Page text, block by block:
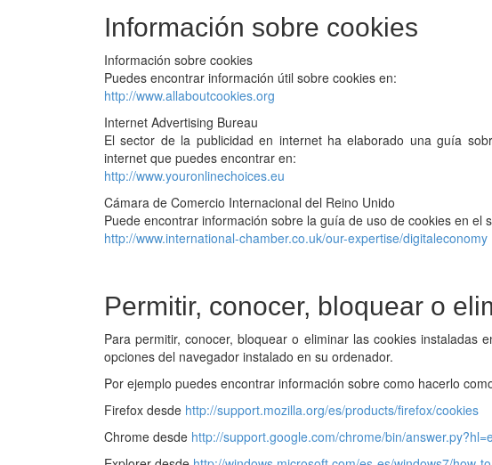
Información sobre cookies
Información sobre cookies
Puedes encontrar información útil sobre cookies en:
http://www.allaboutcookies.org
Internet Advertising Bureau
El sector de la publicidad en internet ha elaborado una guía
internet que puedes encontrar en:
http://www.youronlinechoices.eu
Cámara de Comercio Internacional del Reino Unido
Puede encontrar información sobre la guía de uso de cookies en el
http://www.international-chamber.co.uk/our-expertise/digitaleconomy
Permitir, conocer, bloquear o
Para permitir, conocer, bloquear o eliminar las cookies
opciones del navegador instalado en su ordenador.
Por ejemplo puedes encontrar información sobre como hacerlo
Firefox desde http://support.mozilla.org/es/products/firefox/cookies
Chrome desde http://support.google.com/chrome/bin/